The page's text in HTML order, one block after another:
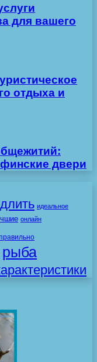
для вашего
отдыха и
двери
длить идеальное
онлайн
рыба